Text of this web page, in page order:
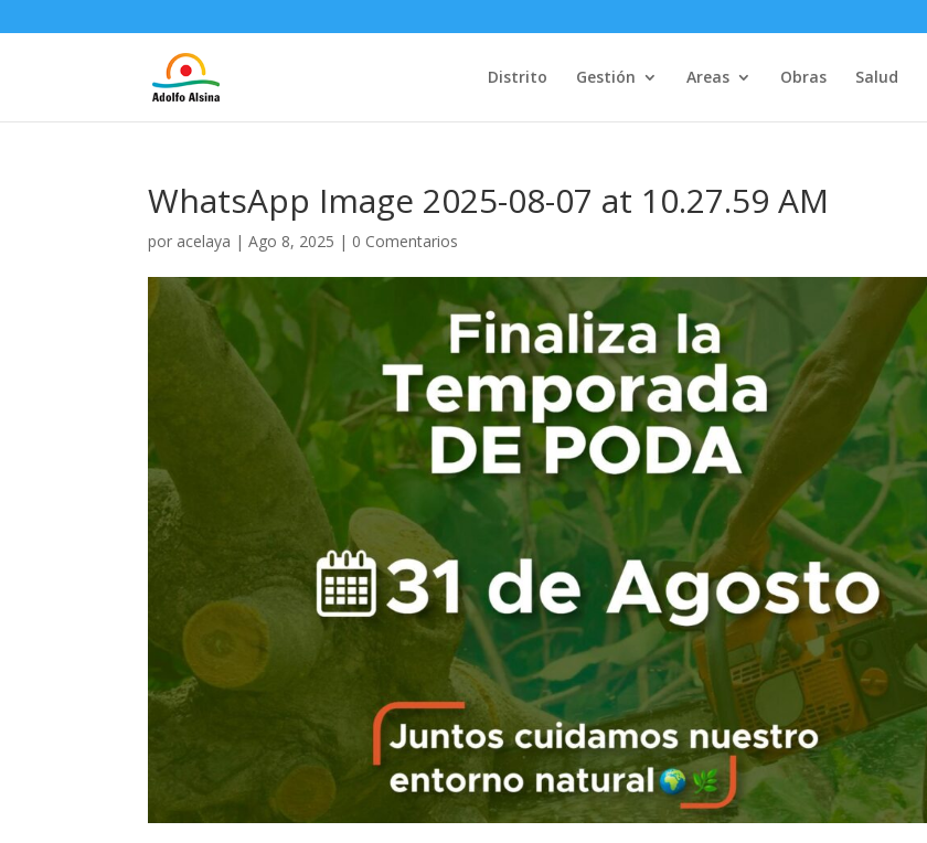
Distrito Gestión Areas Obras Salud
WhatsApp Image 2025-08-07 at 10.27.59 AM
por acelaya |Ago 8, 2025 | 0 Comentarios